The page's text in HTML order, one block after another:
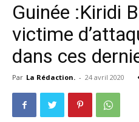
Guinée :Kiridi
victime
dans ces
Par La Rédaction. - 24 avril 2020